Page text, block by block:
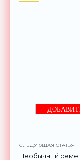
СЛЕДУЮЩАЯ СТАТЬЯ
Необычный